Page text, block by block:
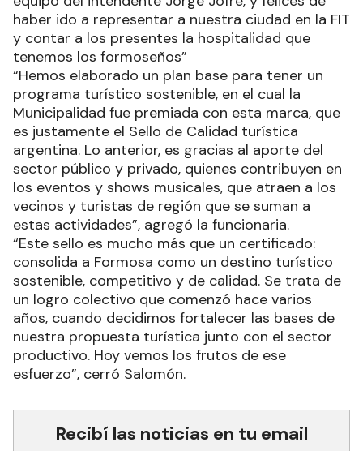
haber ido a representar a nuestra ciudad en la FIT
y contar a los presentes la hospitalidad que
tenemos los formoseños”
“Hemos elaborado un plan base para tener un
programa turístico sostenible, en el cual la
Municipalidad fue premiada con esta marca, que
es justamente el Sello de Calidad turística
argentina. Lo anterior, es gracias al aporte del
sector público y privado, quienes contribuyen en
los eventos y shows musicales, que atraen a los
vecinos y turistas de región que se suman a
estas actividades”, agregó la funcionaria.
“Este sello es mucho más que un certificado:
consolida a Formosa como un destino turístico
sostenible, competitivo y de calidad. Se trata de
un logro colectivo que comenzó hace varios
años, cuando decidimos fortalecer las bases de
nuestra propuesta turística junto con el sector
productivo. Hoy vemos los frutos de ese
esfuerzo”, cerró Salomón.
Recibí las noticias en tu email